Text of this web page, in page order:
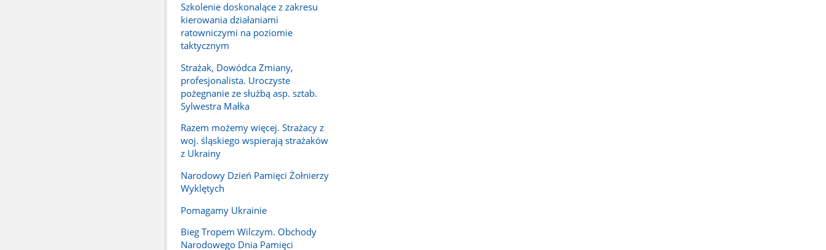
Szkolenie doskonalące z zakresu
kierowania działaniami
ratowniczymi na poziomie
taktycznym
Strażak, Dowódca Zmiany,
profesjonalista. Uroczyste
pożegnanie ze służbą asp. sztab.
Sylwestra Małka
Razem możemy więcej. Strażacy z
woj. śląskiego wspierają strażaków
z Ukrainy
Narodowy Dzień Pamięci Żołnierzy
Wyklętych
Pomagamy Ukrainie
Bieg Tropem Wilczym. Obchody
Narodowego Dnia Pamięci